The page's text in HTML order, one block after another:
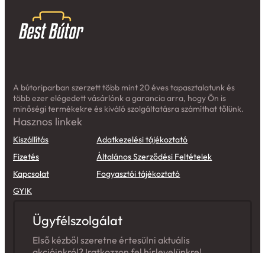
több ezer elégedett vásárlónk a garancia arra, hogy Ön is
minőségi termékekre és kiváló szolgáltatásra számíthat tőlünk.
Hasznos linkek
Kiszállítás
Fizetés
Kapcsolat
GYIK
Általános Szerződési Feltételek
Fogyasztói tájékoztató
Első kézből szeretne értesülni aktuális
akcióinkról? Iratkozzon fel hírlevelünkre!